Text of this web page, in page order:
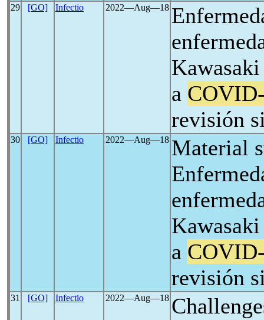
29 [GO] Infectio 2022―Aug―18
a
revisión
30 [GO] Infectio 2022―Aug―18 Material
a
revisión
31 [GO] Infectio 2022―Aug―18